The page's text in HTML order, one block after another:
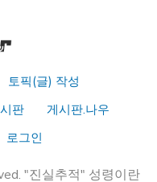
토픽(글) 작성
판
게시판.나우
로그인
"진실추적" 성령이란